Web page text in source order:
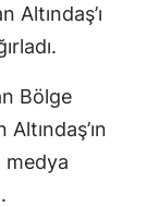
Altındaş’ı
Bölge
medya